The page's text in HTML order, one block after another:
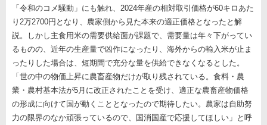
「令和のコメ騒動」にも触れ、2024年産の相対取引価格が60キロあた
り2万2700円となり、農家側から見た本来の適正価格となったと解
説。しかし主食用米の需要供給面が課題で、需要量は年々下がってい
るものの、近年の生産量で凶作になったり、海外からの輸入米が止ま
ったりした場合は、短期間で充分な量を供給できなくなるとした。
「世の中の物価上昇に農畜産物だけが取り残されている。食料・農
業・農村基本法が5月に改正されたことを受け、適正な農畜産物価格
の形成に向けて国が動くこととなったので期待したい。農家は自助努
力の限界のなか頑張っているので、国消国産で応援してほしい」と呼